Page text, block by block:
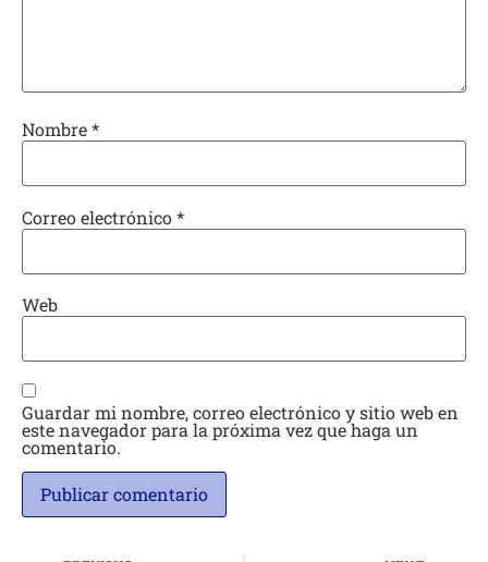
Nombre*
Correo electrónico*
Web
Guardar mi nombre, correo electrónico y sitio web en
este navegador para la próxima vez que haga un
comentario.